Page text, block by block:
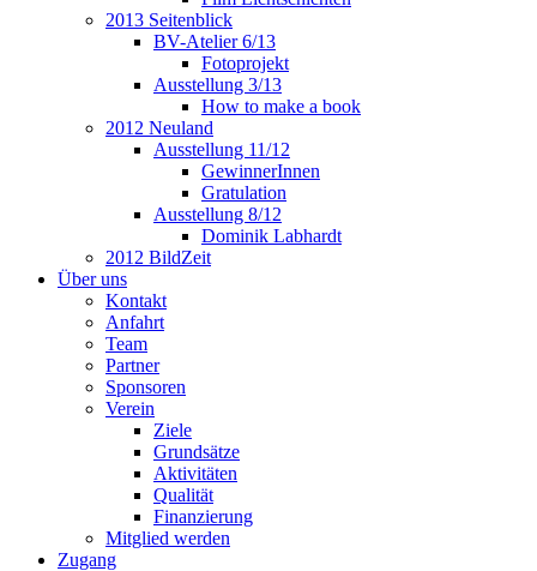
2013 Seitenblick
BV-Atelier 6/13
Fotoprojekt
Ausstellung 3/13
How to make a book
2012 Neuland
Ausstellung 11/12
GewinnerInnen
Gratulation
Ausstellung 8/12
Dominik Labhardt
2012 BildZeit
Über uns
Kontakt
Anfahrt
Team
Partner
Sponsoren
Verein
Ziele
Grundsätze
Aktivitäten
Qualität
Finanzierung
Mitglied werden
Zugang